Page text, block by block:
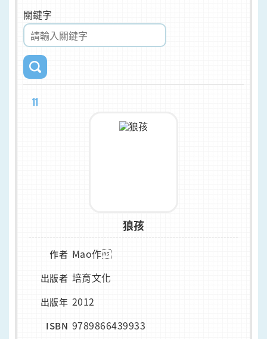
關鍵字
11
狼孩
作者 Mao作
出版者 培育文化
出版年 2012
ISBN 9789866439933